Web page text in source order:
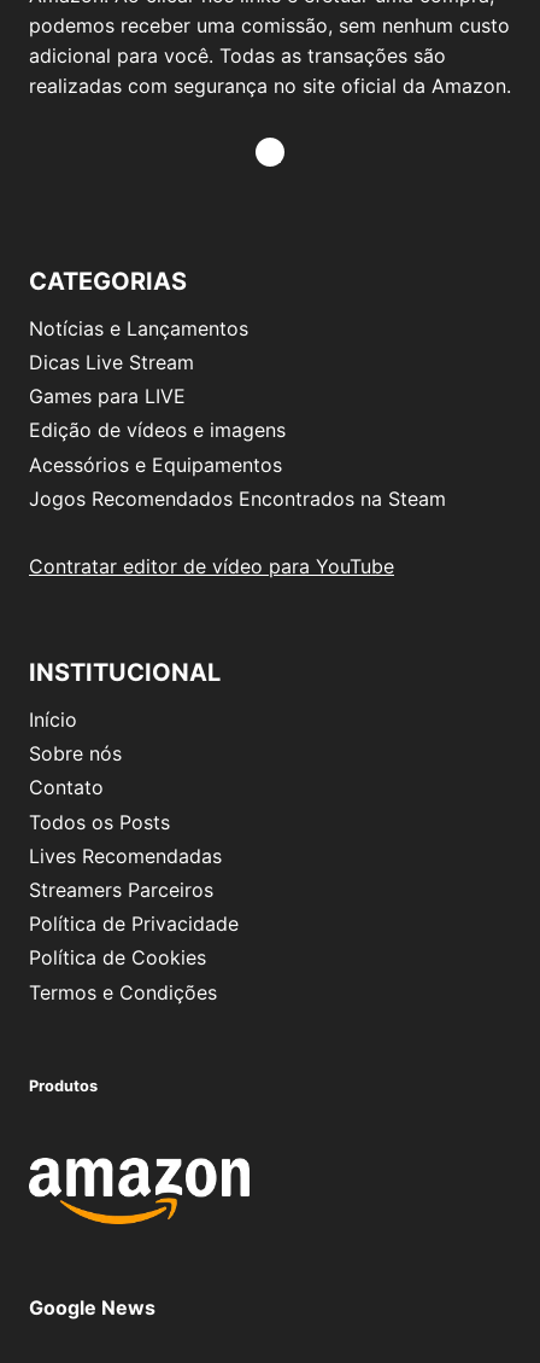
podemos receber uma comissão, sem nenhum custo
adicional para você. Todas as transações são
realizadas com segurança no site oficial da Amazon.
CATEGORIAS
Notícias e Lançamentos
Dicas Live Stream
Games para LIVE
Edição de vídeos e imagens
Acessórios e Equipamentos
Jogos Recomendados Encontrados na Steam
Contratar editor de vídeo para YouTube
INSTITUCIONAL
Início
Sobre nós
Contato
Todos os Posts
Lives Recomendadas
Streamers Parceiros
Política de Privacidade
Política de Cookies
Termos e Condições
Produtos
Google News